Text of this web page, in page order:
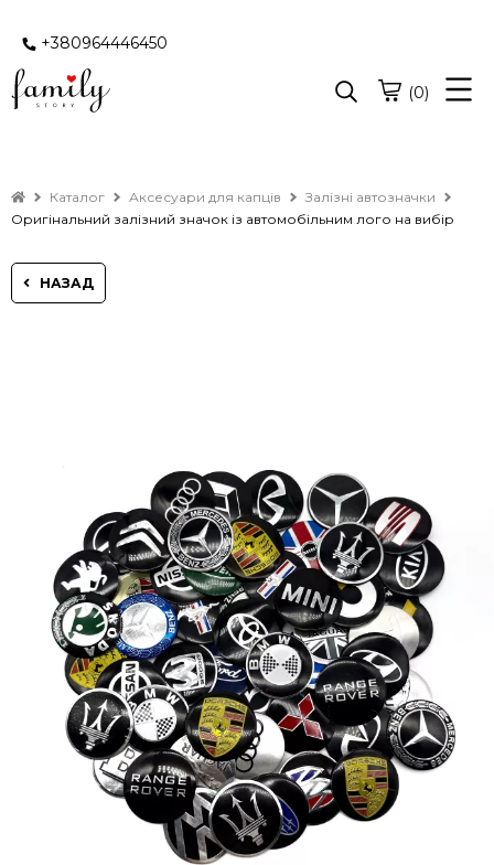
+380964446450
(0)
Каталог Аксесуари для капців
Залізні автозначки
Оригінальний залізний значок із автомобільним лого на вибір
НАЗАД